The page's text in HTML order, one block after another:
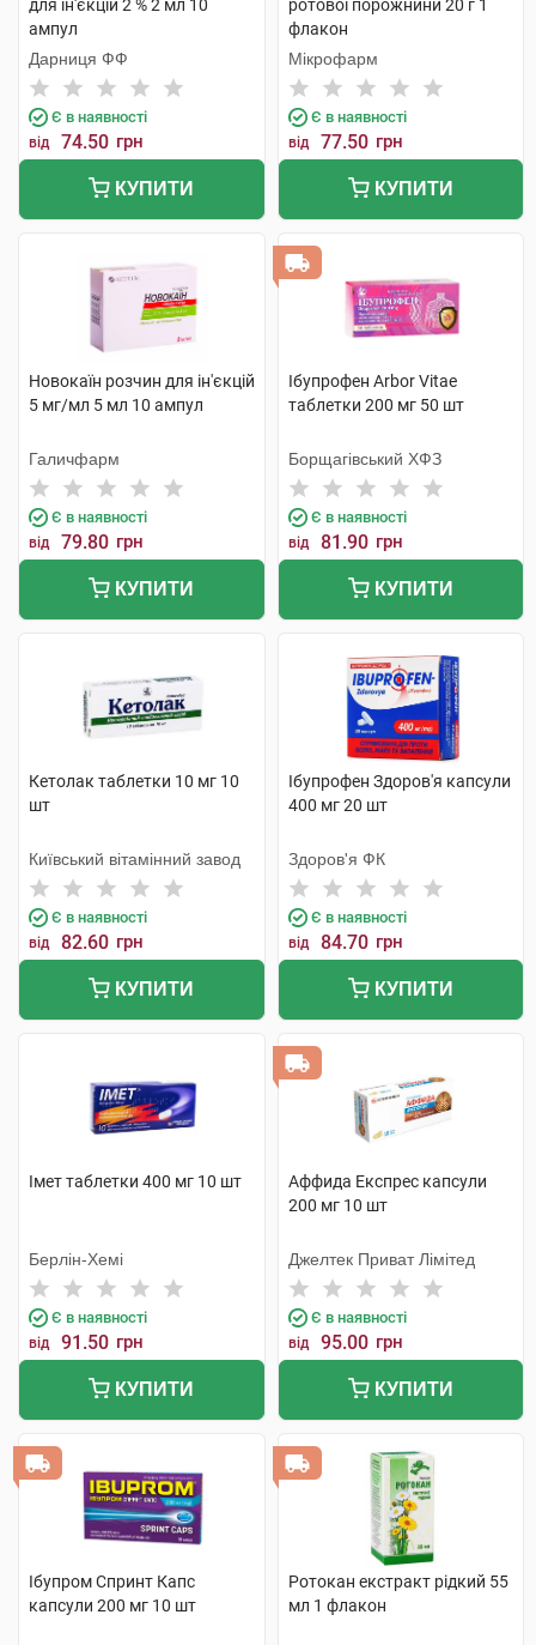
для ін'єкцій 2 % 2 мл 10
ампул
Дарниця ФФ
Є в наявності
від 74.50 грн
КУПИТИ
ротової порожнини 20 г 1
флакон
Мікрофарм
Є в наявності
від 77.50 грн
КУПИТИ
Новокаїн розчин для ін'єкцій
5 мг/мл 5 мл 10 ампул
Галичфарм
Є в наявності
від 79.80 грн
КУПИТИ
Ібупрофен Arbor Vitae
таблетки 200 мг 50 шт
Борщагівський ХФЗ
Є в наявності
від 81.90 грн
КУПИТИ
Кетолак таблетки 10 мг 10
шт
Київський вітамінний завод
Є в наявності
від 82.60 грн
КУПИТИ
Ібупрофен Здоров'я капсули
400 мг 20 шт
Здоров'я ФК
Є в наявності
від 84.70 грн
КУПИТИ
Імет таблетки 400 мг 10 шт
Берлін-Хемі
Є в наявності
від 91.50 грн
КУПИТИ
Аффида Експрес капсули
200 мг 10 шт
Джелтек Приват Лімітед
Є в наявності
від 95.00 грн
КУПИТИ
Ібупром Спринт Капс
капсули 200 мг 10 шт
Ротокан екстракт рідкий 55
мл 1 флакон